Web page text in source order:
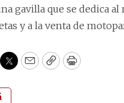
gavilla que se dedica al
y a la venta de
Twitter
EmailCopyPrint